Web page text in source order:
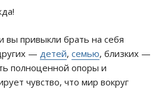
привыкли брать на себя
— детей, семью, близких —
полноценной опоры и
чувство, что мир вокруг